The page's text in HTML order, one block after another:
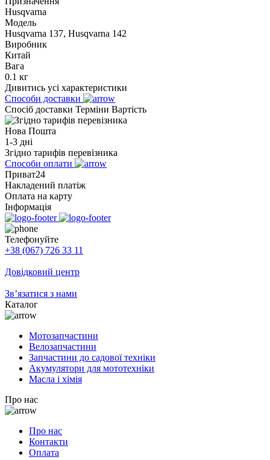
Husqvarna
Модель
Husqvarna 137, Husqvarna 142
Виробник
Китай
Вага
0.1 кг
Дивитись усі характеристики
Способи доставки
Спосіб доставки Терміни Вартість
Нова Пошта
1-3 дні
Згідно тарифів перевізника
Способи оплати
Приват24
Накладений платіж
Оплата на карту
Інформація
Телефонуйте
+38 (067) 726 33 11
Довідковий центр
Зв’язатися з нами
Каталог
Мотозапчастини
Велозапчастини
Запчастини до садової техніки
Акумулятори для мототехніки
Масла і хімія
Про нас
Про нас
Контакти
Оплата